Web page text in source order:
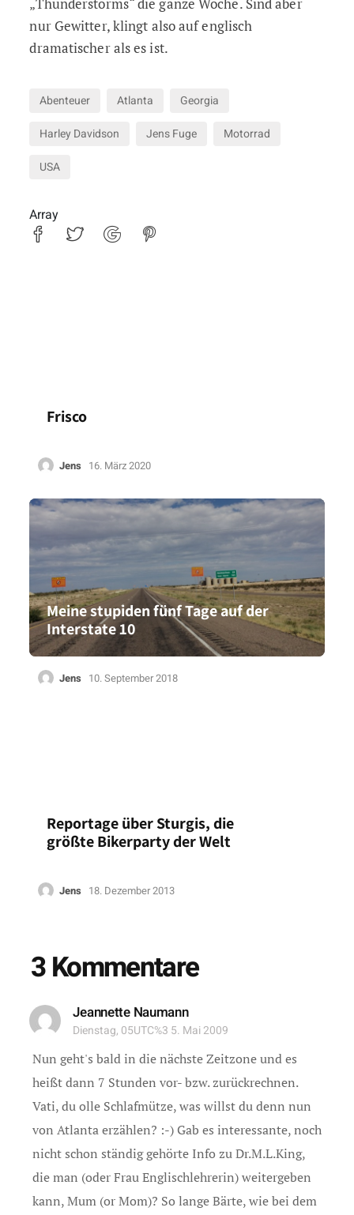
nur Gewitter, klingt also auf englisch
dramatischer als es ist.
Abenteuer Atlanta
Georgia
Harley Davidson
Jens Fuge
Motorrad
USA
Array
Frisco
Jens 16. März 2020
Meine stupiden fünf Tage auf der
Interstate 10
Jens 10. September 2018
Reportage über Sturgis, die
größte Bikerparty der Welt
Jens 18. Dezember 2013
3 Kommentare
Jeannette Naumann
Dienstag, 05UTC%3 5. Mai 2009
Nun geht's bald in die nächste Zeitzone und es
heißt dann 7 Stunden vor- bzw. zurückrechnen.
Vati, du olle Schlafmütze, was willst du denn nun
von Atlanta erzählen? :-) Gab es interessante, noch
nicht schon ständig gehörte Info zu Dr.M.L.King,
die man (oder Frau Englischlehrerin) weitergeben
kann, Mum (or Mom)? So lange Bärte, wie bei dem